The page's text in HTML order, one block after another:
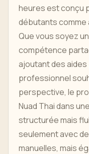
heures est conçu
débutants comme
Que vous soyez
compétence
ajoutant des
professionnel
perspective, le
Nuad Thai dans
structurée mais
seulement avec
manuelles, mais